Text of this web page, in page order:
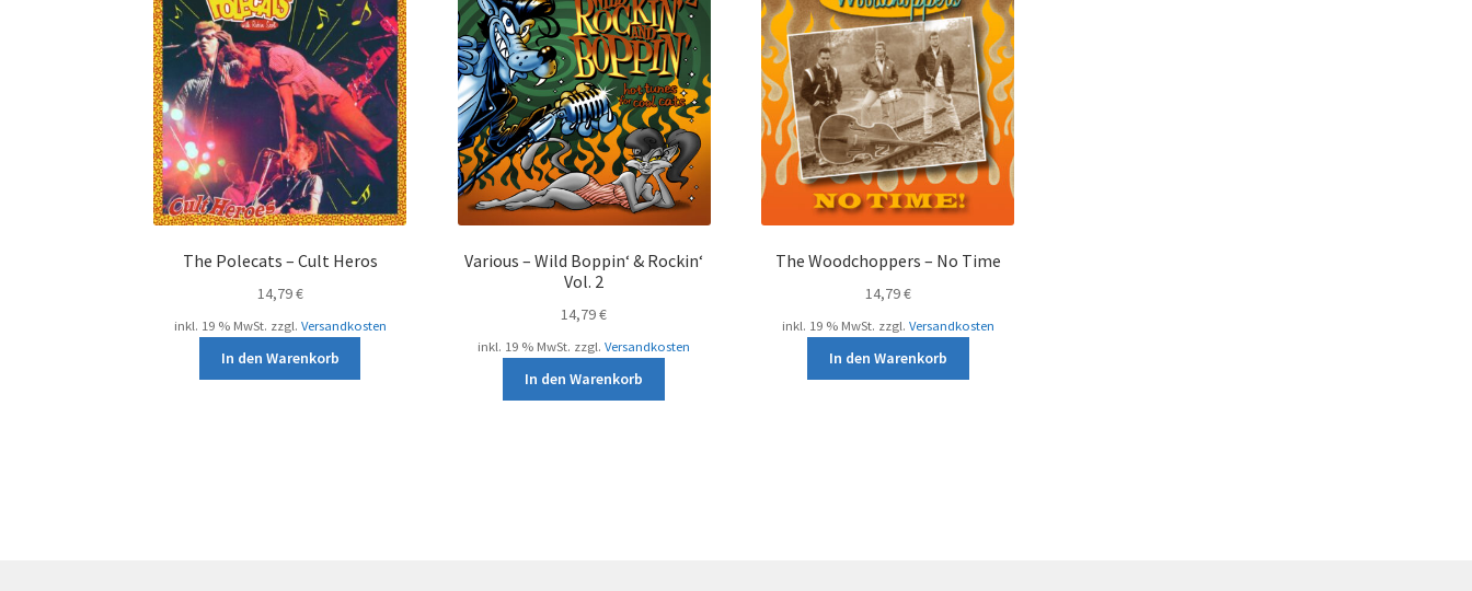
The Polecats – Cult Heros
14,79€
inkl. 19 % MwSt. zzgl. Versandkosten
In den Warenkorb
Various – Wild Boppin‘ & Rockin‘
Vol. 2
14,79€
inkl. 19 % MwSt. zzgl.Versandkosten
In den Warenkorb
The Woodchoppers – No Time
14,79€
inkl. 19 % MwSt. zzgl. Versandkosten
In den Warenkorb